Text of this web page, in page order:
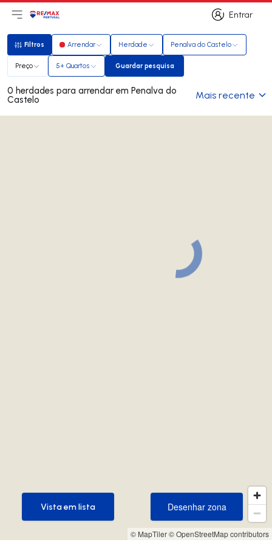
Entrar
Entrar
Abri menu principal
LogoIr para página inicial
Filtros
Filtros Arrendar Herdade Penalva do Castelo
Preço 5+ Quartos Guardar pesquisa
Guardar pesquisa
0 herdades para arrendar em Penalva do
Castelo Mais recente
© MapTiler© OpenStreetMap contributors
Desenhar zona
Desenhar zona
Vista em lista
Vista em lista